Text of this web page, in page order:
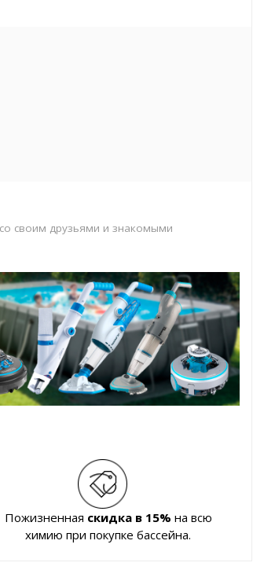
своим друзьями и знакомыми
Пожизненная скидка в 15% на всю
химию при покупке бассейна.